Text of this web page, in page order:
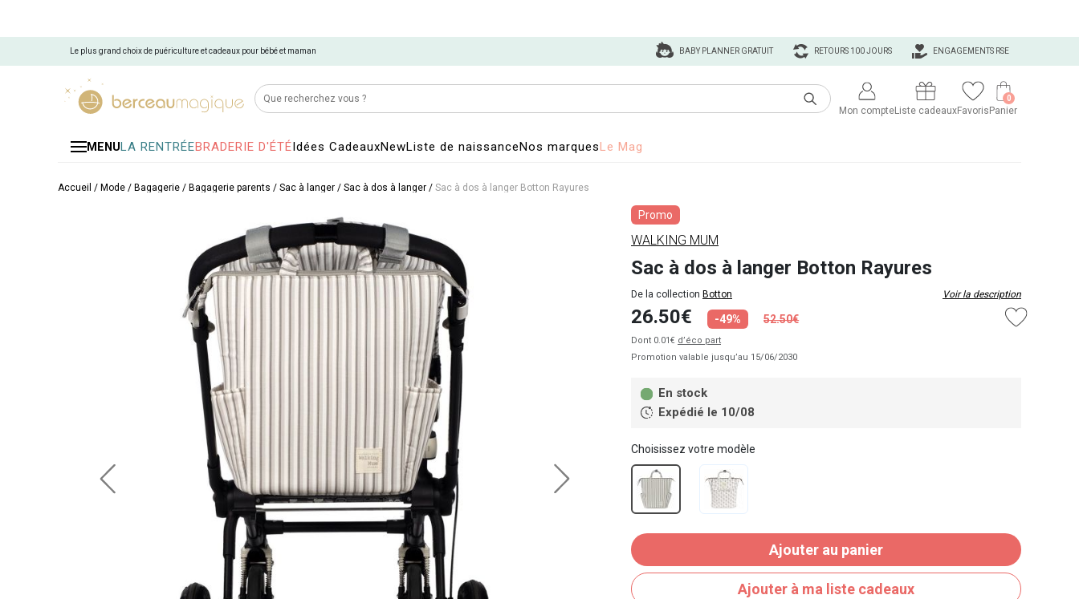
Le plus grand choix de puériculture et cadeaux pour bébé et maman ENGAGEMENTS RSE
RETOURS 100 JOURS
BABY PLANNER GRATUIT
Mon compteListe cadeauxFavoris Panier
0
MENULA RENTRÉEBRADERIE D'ÉTÉIdées CadeauxNewListe de naissanceNos marquesLe Mag
Accueil / Mode / Bagagerie / Bagagerie parents / Sac à langer / Sac à dos à langer / Sac à dos à langer Botton Rayures
Promo
WALKING MUM
Sac à dos à langer Botton Rayures
De la collection Botton Voir la description
26.50€ -49% 52.50€
Dont 0.01€ d’éco part
Promotion valable jusqu’au 15/06/2030
En stock
Expédié le 10/08
Choisissez votre modèle
Ajouter au panier
Ajouter à ma liste cadeaux